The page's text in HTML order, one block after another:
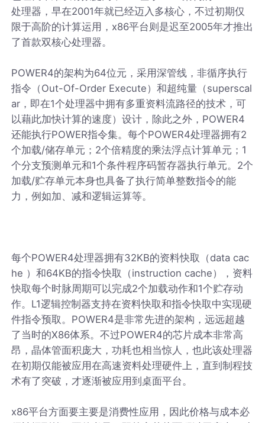
处理器，早在2001年就已经迈入多核心，不过初期仅
限于高阶的计算运用，x86平台则是迟至2005年才推出
了首款双核心处理器。
POWER4的架构为64位元，采用深管线，非循序执行
指令（Out-Of-Order Execute）和超纯量（superscal
ar，即在1个处理器中拥有多重资料流路径的技术，可
以藉此加快计算的速度）设计，除此之外，POWER4
还能执行POWER指令集。每个POWER4处理器拥有2
个加载/储存单元；2个倍精度的乘法浮点计算单元；1
个分支预测单元和1个条件程序码暂存器执行单元。2个
加载/贮存单元本身也具备了执行简单整数指令的能
力，例如加、减和逻辑运算等。
每个POWER4处理器拥有32KB的资料快取（data cac
he ）和64KB的指令快取（instruction cache），资料
快取每个时脉周期可以完成2个加载动作和1个贮存动
作。L1逻辑控制器支持在资料快取和指令快取中实现硬
件指令预取。POWER4是非常先进的架构，远远超越
了当时的X86体系。不过POWER4的芯片成本非常高
昂，晶体管面积庞大，功耗也相当惊人，也此该处理器
在初期仅能被应用在高速资料处理硬件上，直到制程技
术有了突破，才逐渐被应用到桌面平台。
x86平台方面要主要是消费性应用，因此价格与成本必